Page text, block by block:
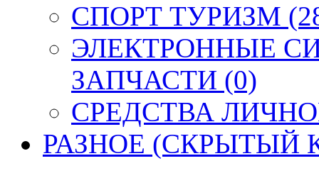
СПОРТ ТУРИЗМ
ЭЛЕКТРОННЫЕ
ЗАПЧАСТИ (0)
СРЕДСТВА
РАЗНОЕ (СКРЫТЫЙ